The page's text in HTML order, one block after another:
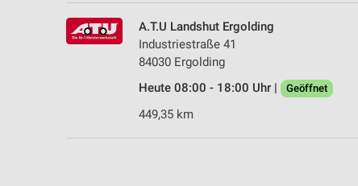
A.T.U Landshut Ergolding
Industriestraße 41
84030 Ergolding
Heute 08:00 - 18:00 Uhr |
Geöffnet
449,35 km